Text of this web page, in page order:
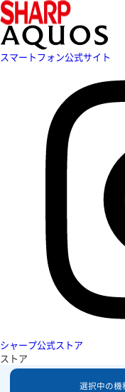
スマートフォン公式サイト
シャープ公式ストア
ストア
選択中の機